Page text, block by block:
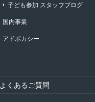
子ども参加 スタッフブログ
国内事業
アドボカシー
よくあるご質問